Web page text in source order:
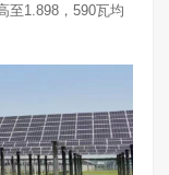
至1.898，590瓦均